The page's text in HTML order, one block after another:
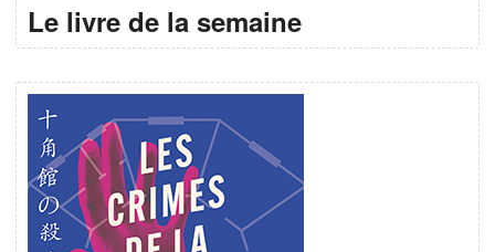
Le livre de la semaine